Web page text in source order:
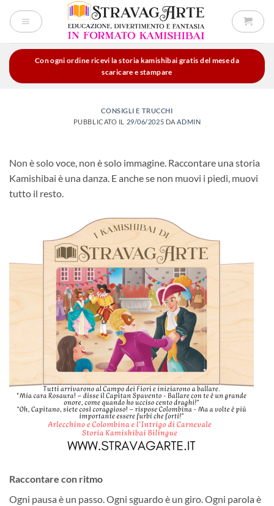
Con ogni ordine ricevi la storia kamishibai gratis del mese da
scaricare e stampare
CONSIGLI E TRUCCHI
PUBBLICATO IL
29/06/2025 DA ADMIN
Non è solo voce, non è solo immagine. Raccontare una storia
Kamishibai è una danza. E anche se non muovi i piedi, muovi
tutto il resto.
Raccontare con ritmo
Ogni pausa è un passo. Ogni sguardo è un giro. Ogni parola è